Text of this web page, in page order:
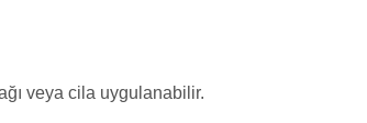
veya cila uygulanabilir.